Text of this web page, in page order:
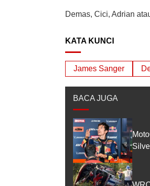
Demas, Cici, Adrian
KATA KUNCI
James Sanger
BACA JUGA